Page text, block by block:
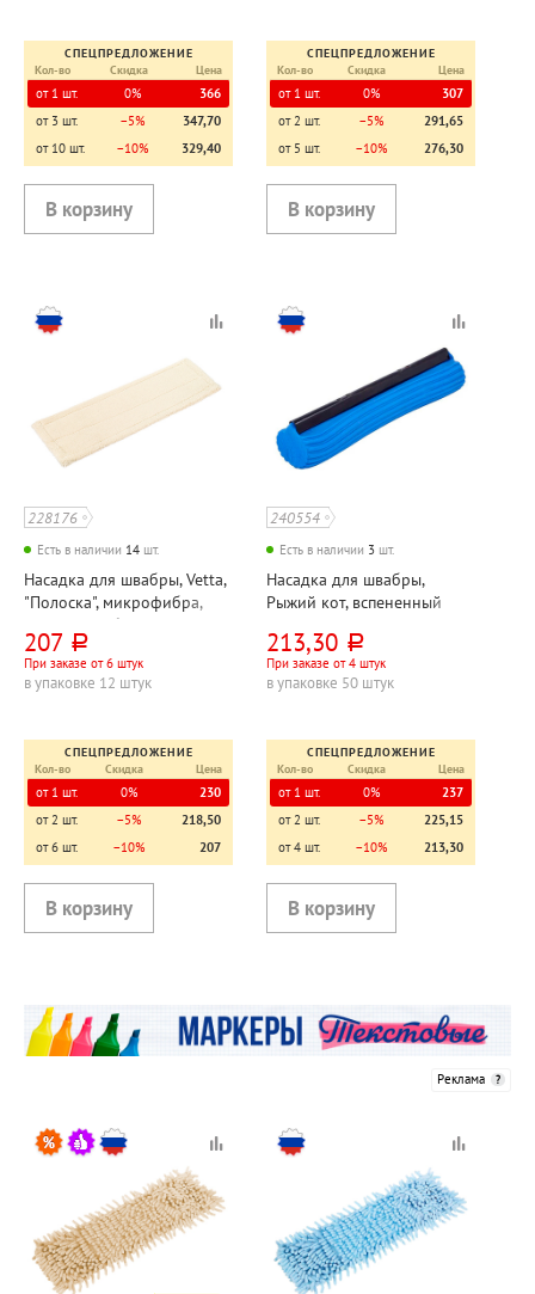
СПЕЦПРЕДЛОЖЕНИЕ
Кол-во
Скидка Цена
от 1 шт. 0%
366
от 3 шт.
−5%
347,70
от 10 шт.
−10% 329,40
СПЕЦПРЕДЛОЖЕНИЕ
Кол-во
Скидка Цена
от 1 шт. 0%
307
от 2 шт.
−5%
291,65
от 5 шт.
−10% 276,30
228176
Есть в наличии 14 шт.
Насадка для швабры, Vetta,
"Полоска", микрофибра,
40см*10см, бежевая
207 руб.
При заказе от 6 штук
в упаковке 12 штук
СПЕЦПРЕДЛОЖЕНИЕ
Кол-во
Скидка Цена
от 1 шт. 0%
230
от 2 шт.
−5%
218,50
от 6 шт.
−10% 207
240554
Есть в наличии 3 шт.
Насадка для швабры,
Рыжий кот, вспененный
213,30 руб.
При заказе от 4 штук
в упаковке 50 штук
СПЕЦПРЕДЛОЖЕНИЕ
Кол-во
Скидка Цена
от 1 шт. 0%
237
от 2 шт.
−5%
225,15
от 4 шт.
−10% 213,30
Реклама